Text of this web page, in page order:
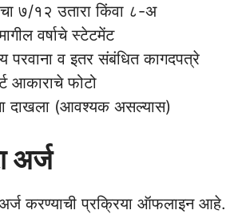
७/१२ उतारा किंवा ८-अ
वर्षाचे स्टेटमेंट
परवाना व इतर संबंधित कागदपत्रे
आकाराचे फोटो
दाखला (आवश्यक असल्यास)
अर्ज
करण्याची प्रक्रिया ऑफलाइन आहे.